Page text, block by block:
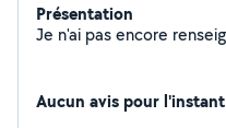
Présentation
Aucun avis pour l'instant